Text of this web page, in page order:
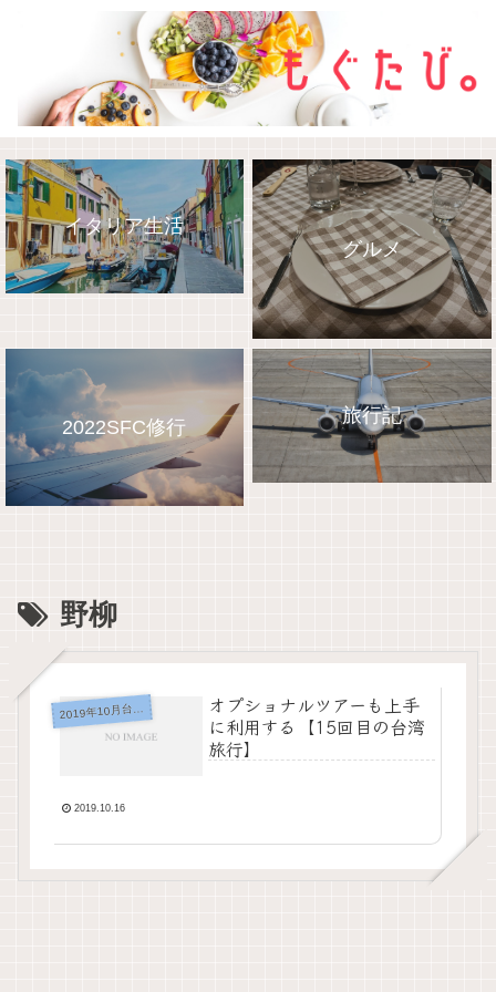
イタリア生活
グルメ
2022SFC修行
旅行記
野柳
2019年10月台湾（台北）
オプショナルツアーも上手
に利用する【15回目の台湾
旅行】
2019.10.16